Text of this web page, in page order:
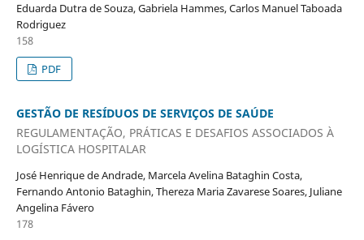
Eduarda Dutra de Souza, Gabriela Hammes, Carlos Manuel Taboada
Rodriguez
158
PDF
GESTÃO DE RESÍDUOS DE SERVIÇOS DE SAÚDE
REGULAMENTAÇÃO, PRÁTICAS E DESAFIOS ASSOCIADOS À
LOGÍSTICA HOSPITALAR
José Henrique de Andrade, Marcela Avelina Bataghin Costa,
Fernando Antonio Bataghin, Thereza Maria Zavarese Soares, Juliane
Angelina Fávero
178